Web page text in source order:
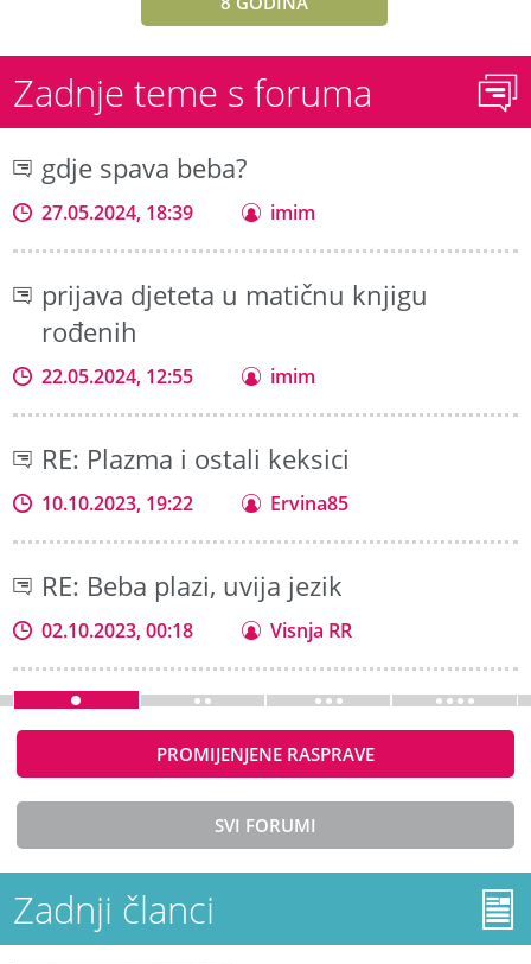
Zadnje teme s foruma
gdje spava beba?
27.05.2024, 18:39 imim
prijava djeteta u matičnu knjigu
rođenih
22.05.2024, 12:55 imim
RE: Plazma i ostali keksici
10.10.2023, 19:22 Ervina85
RE: Beba plazi, uvija jezik
02.10.2023, 00:18 Visnja RR
PROMIJENJENE RASPRAVE
SVI FORUMI
Zadnji članci